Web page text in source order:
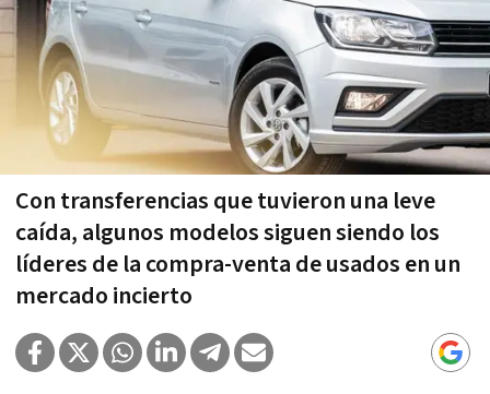
Con transferencias que tuvieron una leve
caída, algunos modelos siguen siendo los
líderes de la compra-venta de usados en un
mercado incierto